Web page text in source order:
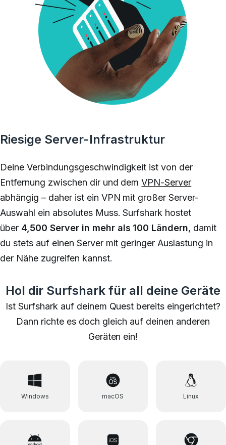
Riesige Server-Infrastruktur
Deine Verbindungsgeschwindigkeit ist von der
Entfernung zwischen dir und demVPN-Server
abhängig – daher ist ein VPN mit großer Server-
Auswahl ein absolutes Muss. Surfshark hostet
über 4,500 Server in mehr als 100 Ländern, damit
du stets auf einen Server mit geringer Auslastung in
der Nähe zugreifen kannst.
Hol dir Surfshark für all deine Geräte
Ist Surfshark auf deinem Quest bereits eingerichtet?
Dann richte es doch gleich auf deinen anderen
Geräten ein!
Windows macOS Linux